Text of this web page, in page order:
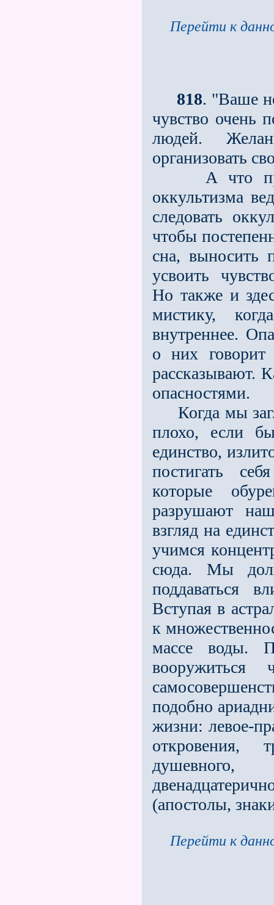
Перейти к
818. "Ваше
чувство очень
людей.
организовать
А что
оккультизма
следовать
чтобы
сна, выносить
усвоить
Но также и
мистику,
внутреннее.
о них говорит
рассказывают.
опасностями.
Когда мы
плохо, если
единство,
постигать
которые
разрушают
взгляд на
учимся
сюда. Мы
поддаваться
Вступая в
к
массе воды.
подобно
жизни: левое-
откровения,
(апостолы,
Перейти к